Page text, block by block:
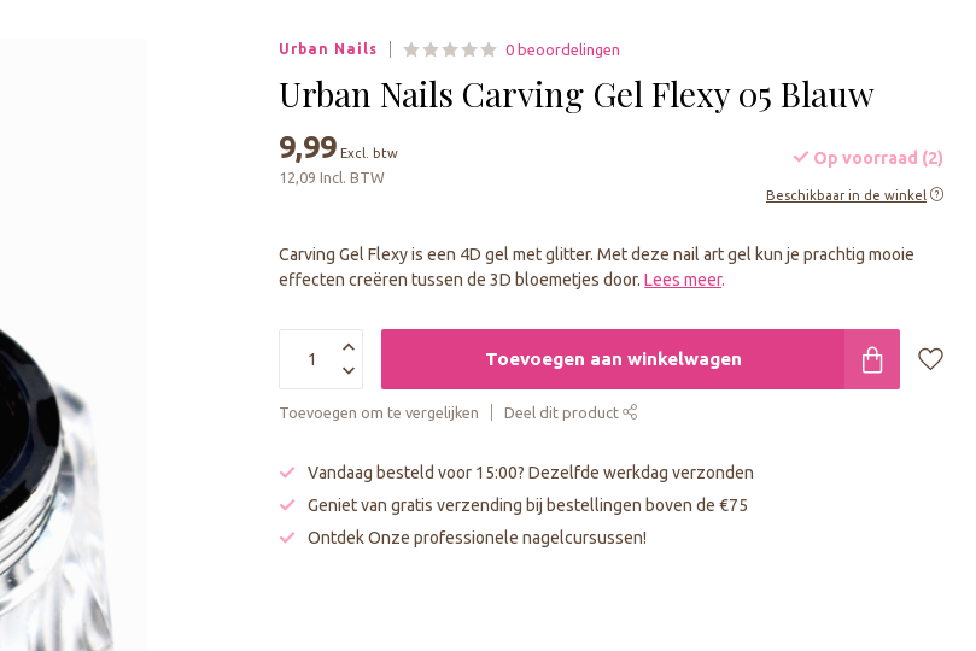
gebruiken.
Urban Nails 0 beoordelingen
Urban Nails Carving Gel Flexy 05 Blauw
9,99 Excl. btw
12,09 Incl. BTW
Op voorraad (2)
Beschikbaar in de winkel
Carving Gel Flexy is een 4D gel met glitter. Met deze nail art gel kun je prachtig mooie
effecten creëren tussen de 3D bloemetjes door.Lees meer.
Toevoegen aan winkelwagen
Toevoegen om te vergelijken Deel dit product
Vandaag besteld voor 15:00? Dezelfde werkdag verzonden
Geniet van gratis verzending bij bestellingen boven de €75
Ontdek Onze professionele nagelcursussen!